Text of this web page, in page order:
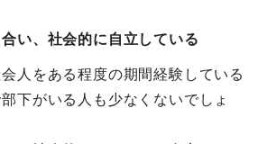
い、社会的に自立している
人をある程度の期間経験している
下がいる人も少なくないでしょ